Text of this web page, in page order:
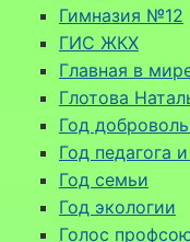
Гимназия №12
ГИС ЖКХ
Главная в
Глотова
Год
Год педагога
Год семьи
Год экологии
Голос